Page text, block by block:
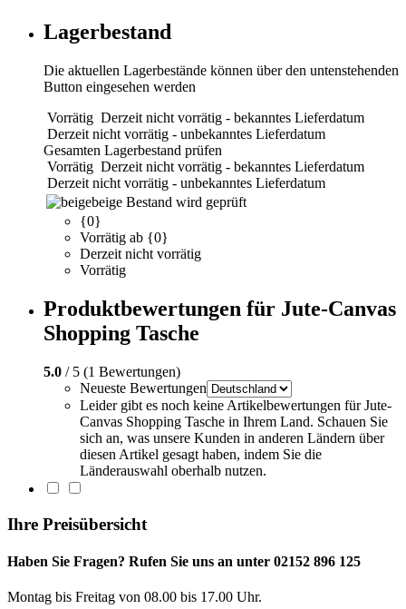
Lagerbestand
Die aktuellen Lagerbestände können über den untenstehenden
Button eingesehen werden
Vorrätig Derzeit nicht vorrätig - bekanntes Lieferdatum
Derzeit nicht vorrätig - unbekanntes Lieferdatum
Gesamten Lagerbestand prüfen
Vorrätig Derzeit nicht vorrätig - bekanntes Lieferdatum
Derzeit nicht vorrätig - unbekanntes Lieferdatum
beige Bestand wird geprüft
{0}
Vorrätig ab {0}
Derzeit nicht vorrätig
Vorrätig
Produktbewertungen für Jute-Canvas
Shopping Tasche
5.0 / 5 (1 Bewertungen)
Neueste Bewertungen
Leider gibt es noch keine Artikelbewertungen für Jute-
Canvas Shopping Tasche in Ihrem Land. Schauen Sie
sich an, was unsere Kunden in anderen Ländern über
diesen Artikel gesagt haben, indem Sie die
Länderauswahl oberhalb nutzen.
Ihre Preisübersicht
Haben Sie Fragen? Rufen Sie uns an unter 02152 896 125
Montag bis Freitag von 08.00 bis 17.00 Uhr.